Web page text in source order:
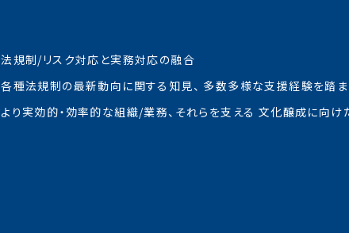
法規制/リスク対応と実務対応の融合
各種法規制の最新動向に関する知見、 多数多様な支援経験を踏ま
より実効的・効率的な組織/業務、それらを支える 文化醸成に向け